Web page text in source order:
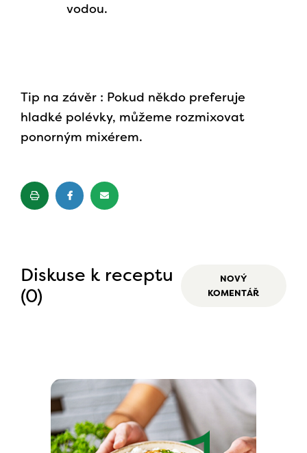
vodou.
Tip na závěr : Pokud někdo preferuje
hladké polévky, můžeme rozmixovat
ponorným mixérem.
Diskuse k receptu
(0)
NOVÝ
KOMENTÁŘ